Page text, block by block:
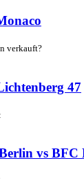
verkauft?
47
vs BFC